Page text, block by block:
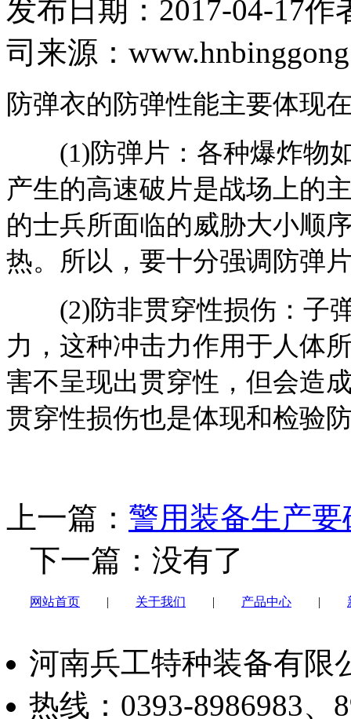
发布日期：2017-04-17作
司 来源：
防弹衣的防弹性能主要体现
(1)防弹片：各种爆炸物如
产生的高速破片是战场上的
的士兵所面临的威胁大小顺
热。所以，要十分强调防弹
(2)防非贯穿性损伤：子弹
力，这种冲击力作用于人体
害不呈现出贯穿性，但会造
贯穿性损伤也是体现和检验
上一篇： 警用装备生产
下一篇：没有了
网站首页 | 关于我们 | 产品中心 |
河南兵工特种装备有限
热线：0393-8986983、